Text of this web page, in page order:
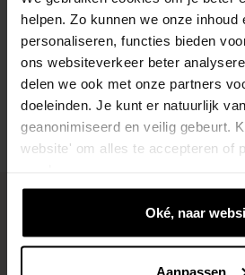
helpen. Zo kunnen we onze inhoud
personaliseren, functies bieden
ons websiteverkeer beter
delen we ook met onze partners
doeleinden. Je kunt er natuurlijk
geanonimiseerd en veilig gebeurt.
website' om alles te accepteren of
Oké, naar
Aanpassen
klacht in kaart en
aanpak — vrijblijvend en
Plan een gratis
Preventie en
prestaties